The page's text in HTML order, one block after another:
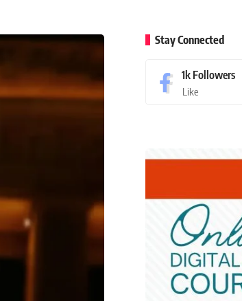
Stay Connected
1k Followers
Like